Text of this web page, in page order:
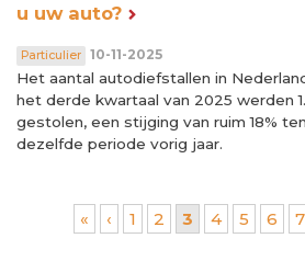
u uw auto?
Particulier 10-11-2025
Het aantal autodiefstallen in
het derde kwartaal van 2025 werden
gestolen, een stijging van ruim 18%
dezelfde periode vorig jaar.
Pagina's
« ‹ 1 2 3 4 5 6 7